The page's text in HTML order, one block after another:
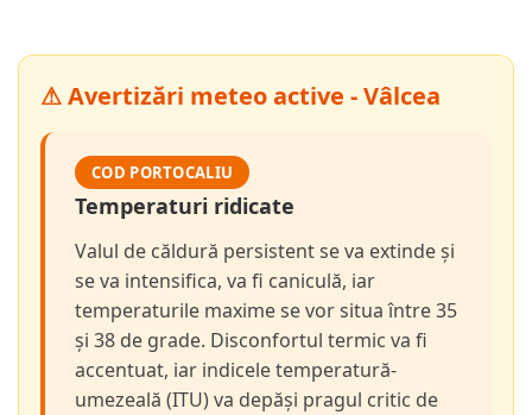
⚠ Avertizări meteo active - Vâlcea
COD PORTOCALIU
Temperaturi ridicate
Valul de căldură persistent se va extinde și
se va intensifica, va fi caniculă, iar
temperaturile maxime se vor situa între 35
și 38 de grade. Disconfortul termic va fi
accentuat, iar indicele temperatură-
umezeală (ITU) va depăși pragul critic de